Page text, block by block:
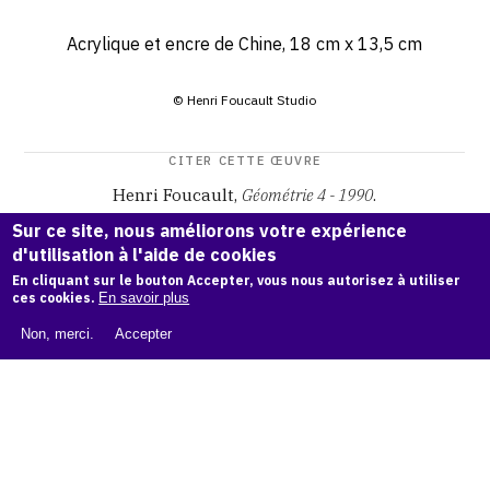
Acrylique et encre de Chine, 18 cm x 13,5 cm
© Henri Foucault Studio
CITER CETTE ŒUVRE
Henri Foucault, Géométrie 4 - 1990.
Catalogue raisonné Henri Foucault
ark:38997/o16q
gq
COPIER LA CITATION
Demande d'information
Sur ce site, nous améliorons votre expérience
d'utilisation à l'aide de cookies
En cliquant sur le bouton Accepter, vous nous autorisez à utiliser
ces cookies. En savoir plus
Non, merci. Accepter